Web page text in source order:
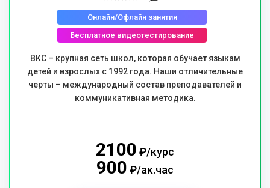
Онлайн/Офлайн занятия
Бесплатное видеотестирование
ВКС – крупная сеть школ, которая обучает языкам
детей и взрослых с 1992 года. Наши отличительные
черты – международный состав преподавателей и
коммуникативная методика.
2100 ₽/курс
900 ₽/ак.час